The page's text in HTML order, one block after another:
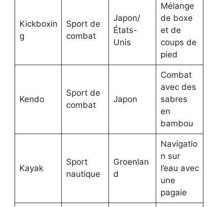
Kickboxin
g
Sport de
combat
Japon/
États-
Unis
Mélange
de boxe
et de
coups de
pied
Kendo
Sport de
combat
Japon
Combat
avec des
sabres
en
bambou
Kayak
Sport
nautique
Groenlan
d
Navigatio
n sur
l’eau avec
une
pagaie